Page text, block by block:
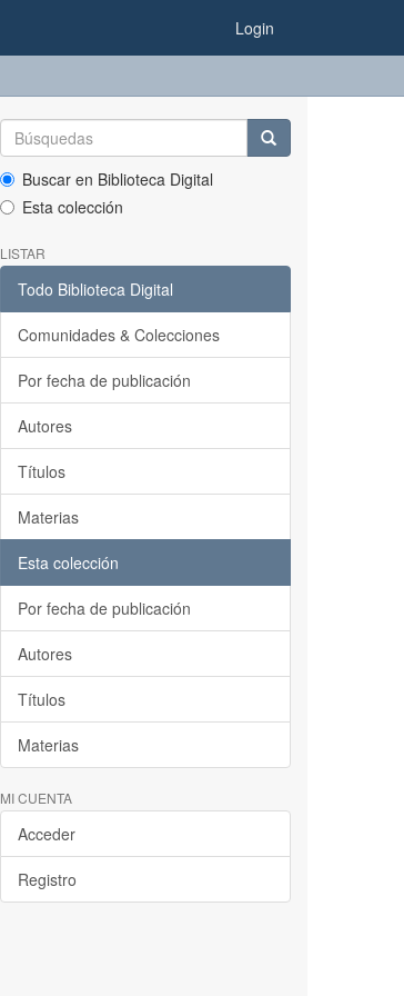
Login
Buscar en Biblioteca Digital
Esta colección
LISTAR
Todo Biblioteca Digital
Comunidades & Colecciones
Por fecha de publicación
Autores
Títulos
Materias
Esta colección
Por fecha de publicación
Autores
Títulos
Materias
MI CUENTA
Acceder
Registro